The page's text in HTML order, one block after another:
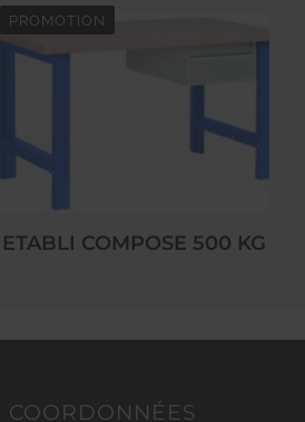
PROMOTION
ETABLI COMPOSE 500 KG
COORDONNÉES